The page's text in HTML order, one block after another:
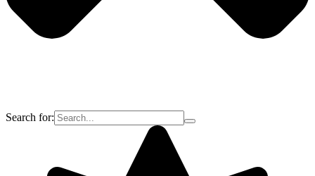
Search for: